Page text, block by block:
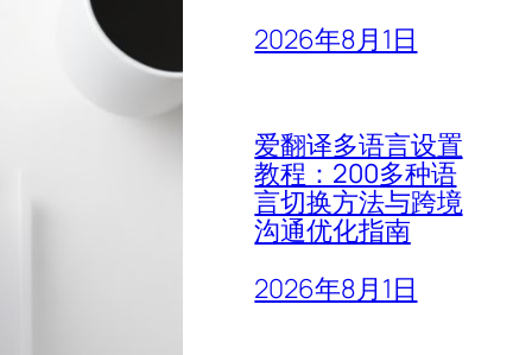
2026年8月1日
爱翻译多语言设置
教程：200多种语
言切换方法与跨境
沟通优化指南
2026年8月1日